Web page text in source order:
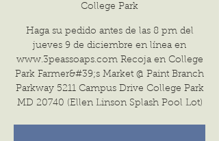
College Park
Haga su pedido antes de las 8 pm del
jueves 9 de diciembre en línea en
www.3peassoaps.com Recoja en College
Park Farmer&#39;s Market @ Paint Branch
Parkway 5211 Campus Drive College Park
MD 20740 (Ellen Linson Splash Pool Lot)